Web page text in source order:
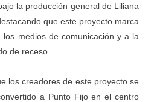
la producción general de Liliana
que este proyecto marca
medios de comunicación y a la
de receso.
los creadores de este proyecto se
a Punto Fijo en el centro